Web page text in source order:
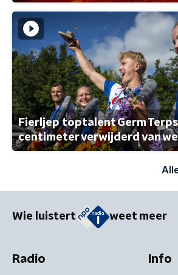
Fierljep toptalent Germ
centimeter verwijderd van
Wie luistert weet meer
Radio Info